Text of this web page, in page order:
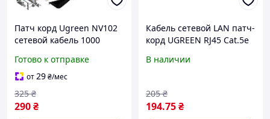
Патч корд Ugreen NV102
сетевой кабель 1000
плоский 5М Black (50176)
Готово к отправке
от29₴/мес
290₴
325 ₴
Кабель сетевой LAN патч-
корд UGREEN RJ45 Cat.5e
В наличии
194.75₴
205 ₴